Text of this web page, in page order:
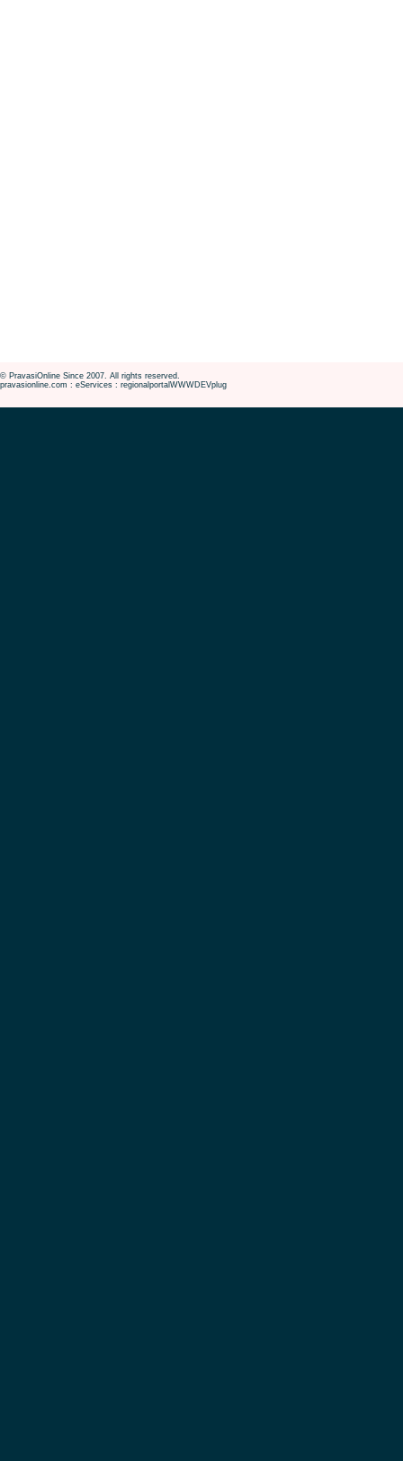
© PravasiOnline Since 2007. All rights reserved.
pravasionline.com : eServices : regionalportalWWWDEVplug